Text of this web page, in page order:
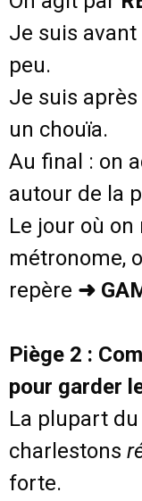
Je suis avant
peu.
Je suis après
un chouïa.
Au final : on
autour de la
Le jour où on
métronome,
repère ➜
Piège 2 :
pour garder
La plupart
charlestons
forte.